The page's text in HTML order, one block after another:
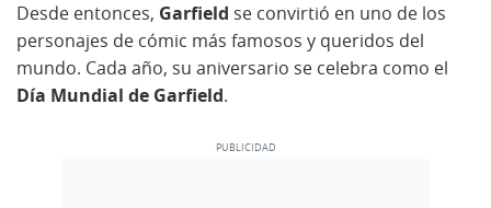
Desde entonces, Garfield se convirtió en uno de los
personajes de cómic más famosos y queridos del
mundo. Cada año, su aniversario se celebra como el
Día Mundial de Garfield.